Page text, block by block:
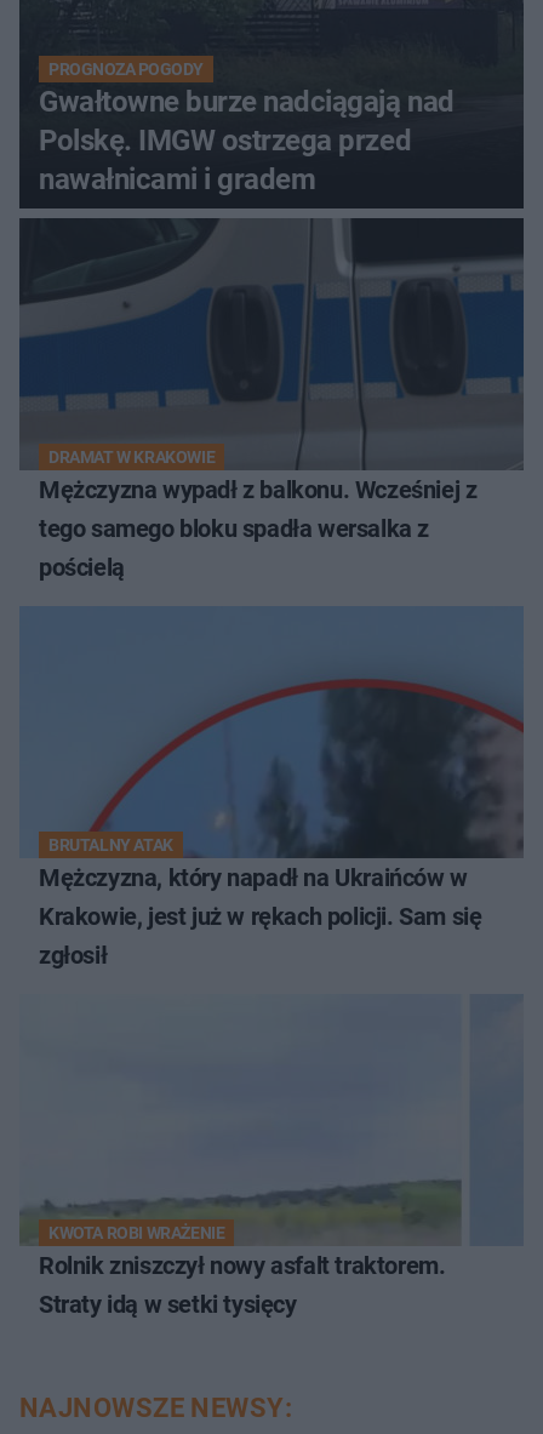
PROGNOZA POGODY
Gwałtowne burze nadciągają nad
Polskę. IMGW ostrzega przed
nawałnicami i gradem
DRAMAT W KRAKOWIE
Mężczyzna wypadł z balkonu. Wcześniej z
tego samego bloku spadła wersalka z
pościelą
BRUTALNY ATAK
Mężczyzna, który napadł na Ukraińców w
Krakowie, jest już w rękach policji. Sam się
zgłosił
KWOTA ROBI WRAŻENIE
Rolnik zniszczył nowy asfalt traktorem.
Straty idą w setki tysięcy
NAJNOWSZE NEWSY: